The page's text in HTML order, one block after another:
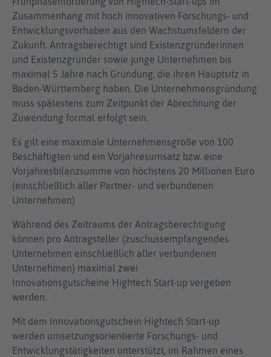
Zusammenhang mit hoch innovativen Forschungs- und
Entwicklungsvorhaben aus den Wachstumsfeldern der
Zukunft. Antragsberechtigt sind Existenzgründerinnen
und Existenzgründer sowie junge Unternehmen bis
maximal 5 Jahre nach Gründung, die ihren Hauptsitz in
Baden-Württemberg haben. Die Unternehmensgründung
muss spätestens zum Zeitpunkt der Abrechnung der
Zuwendung formal erfolgt sein.
Es gilt eine maximale Unternehmensgröße von 100
Beschäftigten und ein Vorjahresumsatz bzw. eine
Vorjahresbilanzsumme von höchstens 20 Millionen Euro
(einschließlich aller Partner- und verbundenen
Unternehmen)
Während des Zeitraums der Antragsberechtigung
können pro Antragsteller (zuschussempfangendes
Unternehmen einschließlich aller verbundenen
Unternehmen) maximal zwei
Innovationsgutscheine Hightech Start-up vergeben
werden.
Mit dem Innovationsgutschein Hightech Start-up
werden umsetzungsorientierte Forschungs- und
Entwicklungstätigkeiten unterstützt, im Rahmen eines